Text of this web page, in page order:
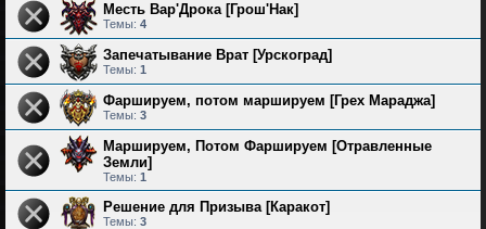
Месть Вар'Дрока [Грош'Нак]
Темы: 4
Запечатывание Врат [Урскоград]
Темы: 1
Фаршируем, потом маршируем [Грех Мараджа]
Темы: 3
Маршируем, Потом Фаршируем [Отравленные
Земли]
Темы: 1
Решение для Призыва [Каракот]
Темы: 3